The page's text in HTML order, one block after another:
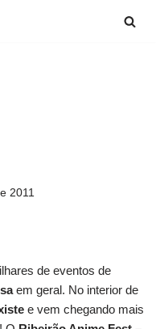
2011
de eventos de
em geral. No interior de
e vem chegando mais